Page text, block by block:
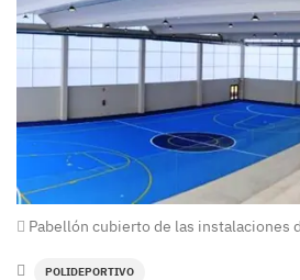
Pabellón cubierto de las instalaciones
POLIDEPORTIVO